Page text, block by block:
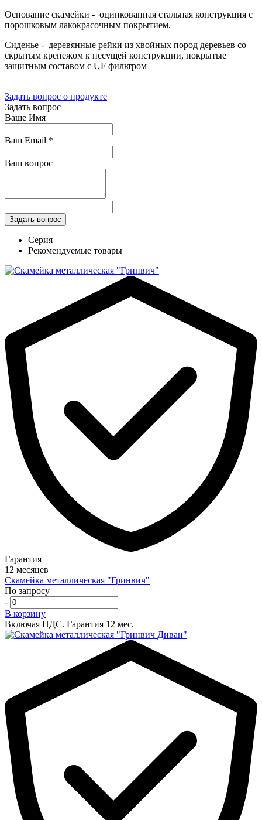
Основание скамейки - оцинкованная стальная конструкция с
порошковым лакокрасочным покрытием.
Сиденье - деревянные рейки из хвойных пород деревьев со
скрытым крепежом к несущей конструкции, покрытые
защитным составом с UF фильтром
Задать вопрос о продукте
Задать вопрос
Ваше Имя
Ваш Email *
Ваш вопрос
Серия
Рекомендуемые товары
Гарантия
12 месяцев
Скамейка металлическая "Гринвич"
По запросу
-
+
В корзину
Включая НДС. Гарантия 12 мес.